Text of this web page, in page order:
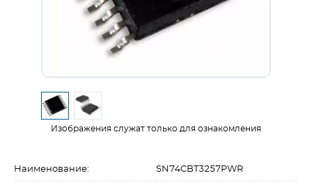
Изображения служат только для ознакомления
Наименование: SN74CBT3257PWR